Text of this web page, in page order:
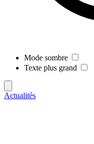
Mode sombre
Texte plus grand
Actualités